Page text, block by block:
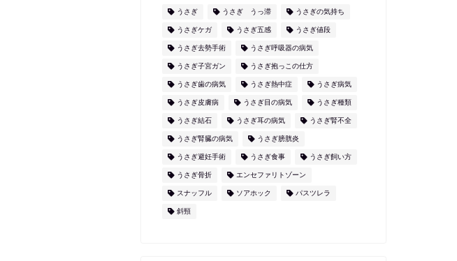
うさぎ うさぎ うっ滞 うさぎの気持ち
うさぎケガ うさぎ五感 うさぎ値段
うさぎ去勢手術 うさぎ呼吸器の病気
うさぎ子宮ガン うさぎ抱っこの仕方
うさぎ歯の病気 うさぎ熱中症 うさぎ病気
うさぎ皮膚病 うさぎ目の病気 うさぎ種類
うさぎ結石 うさぎ耳の病気 うさぎ腎不全
うさぎ腎臓の病気 うさぎ膀胱炎
うさぎ避妊手術 うさぎ食事 うさぎ飼い方
うさぎ骨折 エンセファリトゾーン
スナッフル ソアホック パスツレラ
斜頸